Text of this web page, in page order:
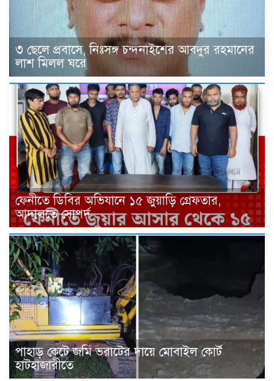
৩ ছেলে প্রবাসে, নিঃসঙ্গ চন্দনাইশের আবদুর রহমানের
লাশ মিলল ঘরে
ফেনীতে ডিবির অভিযানে ১৫ জুয়াড়ি গ্রেফতার,
আদালতে সোপর্দ
পাহাড় কেটে জমি ভরাটের দায়ে মোবাইল কোর্ট
হাটহাজারীতে